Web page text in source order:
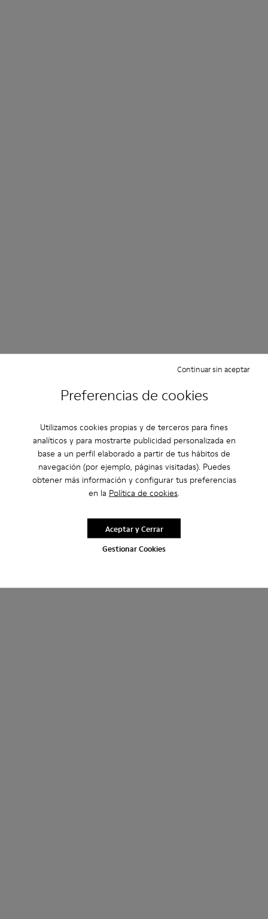
Preferencias de cookies
Utilizamos cookies propias y de terceros para fines
analíticos y para mostrarte publicidad personalizada en
base a un perfil elaborado a partir de tus hábitos de
navegación (por ejemplo, páginas visitadas). Puedes
obtener más información y configurar tus preferencias
en la Política de cookies.
Gestionar Cookies
Continuar sin aceptar
Aceptar y Cerrar